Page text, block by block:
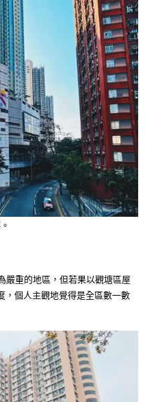
嚴重的地區，但若果以觀塘區屋
，個人主觀地覺得是全區數一數